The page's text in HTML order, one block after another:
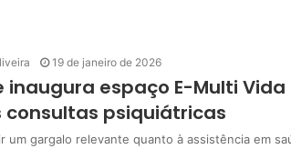
19 de janeiro de 2026
inaugura espaço E-Multi
consultas psiquiátricas
um gargalo relevante quanto à assistência em